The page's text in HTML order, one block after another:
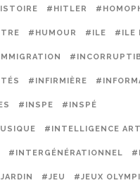
#HITLER
#HUMOUR #ILE #ILE
#INFIRMIÈRE
#INSPE #INSPÉ
#INTELLIGENCE
#INTERGÉNÉRATIONNEL
#JEU #JEUX